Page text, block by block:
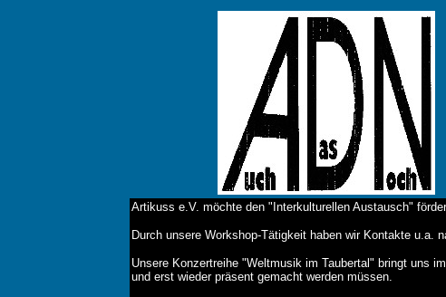
Artikuss e.V. möchte den "Interkulturellen Austausch"
Durch unsere Workshop-Tätigkeit haben wir Kontakte u.a.
Unsere Konzertreihe "Weltmusik im Taubertal" bringt uns
und erst wieder präsent gemacht werden müssen.